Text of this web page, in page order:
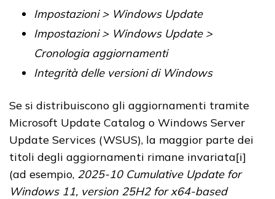
Impostazioni > Windows Update
Impostazioni > Windows Update >
Cronologia aggiornamenti
Integrità delle versioni di Windows
Se si distribuiscono gli aggiornamenti tramite
Microsoft Update Catalog o Windows Server
Update Services (WSUS), la maggior parte dei
titoli degli aggiornamenti rimane invariata[i]
(ad esempio, 2025-10 Cumulative Update for
Windows 11, version 25H2 for x64-based